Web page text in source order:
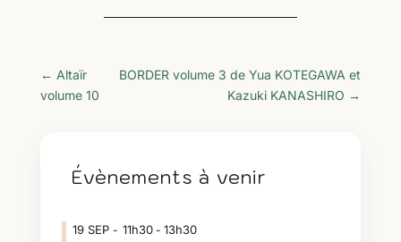
← Altaïr
volume 10
BORDER volume 3 de Yua KOTEGAWA et
Kazuki KANASHIRO →
Évènements à venir
19 SEP 11h30- 13h30